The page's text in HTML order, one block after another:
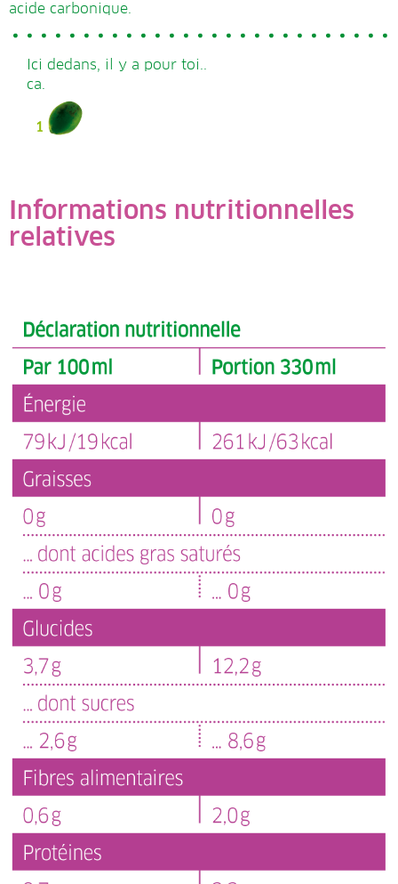
acide carbonique.
Ici dedans, il y a pour toi..
ca.
Informations nutritionnelles
relatives